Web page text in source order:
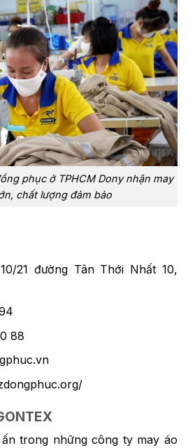
phục ở TPHCM Dony nhận may
chất lượng đảm bảo
10/21 đường Tân Thới Nhất 10,
88
ấn trong những công ty may áo